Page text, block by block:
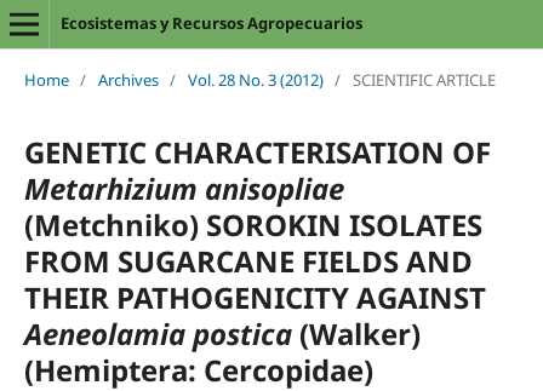
Ecosistemas y Recursos Agropecuarios
Home / Archives / Vol. 28 No. 3 (2012) / SCIENTIFIC ARTICLE
GENETIC CHARACTERISATION OF
Metarhizium anisopliae
(Metchniko) SOROKIN ISOLATES
FROM SUGARCANE FIELDS AND
THEIR PATHOGENICITY AGAINST
Aeneolamia postica(Walker)
(Hemiptera: Cercopidae)